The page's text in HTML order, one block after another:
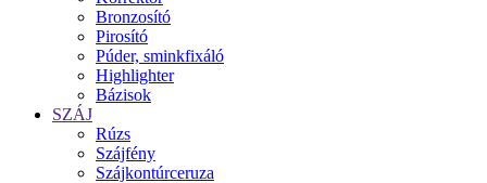
Bronzosító
Pirosító
Púder, sminkfixáló
Highlighter
Bázisok
SZÁJ
Rúzs
Szájfény
Szájkontúrceruza